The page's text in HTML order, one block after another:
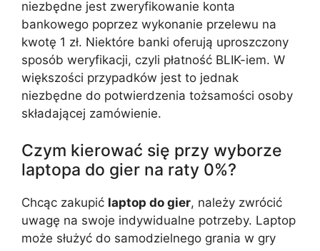
niezbędne jest zweryfikowanie konta
bankowego poprzez wykonanie przelewu na
kwotę 1 zł. Niektóre banki oferują uproszczony
sposób weryfikacji, czyli płatność BLIK-iem. W
większości przypadków jest to jednak
niezbędne do potwierdzenia tożsamości osoby
składającej zamówienie.
Czym kierować się przy wyborze
laptopa do gier na raty 0%?
Chcąc zakupić laptop do gier, należy zwrócić
uwagę na swoje indywidualne potrzeby. Laptop
może służyć do samodzielnego grania w gry